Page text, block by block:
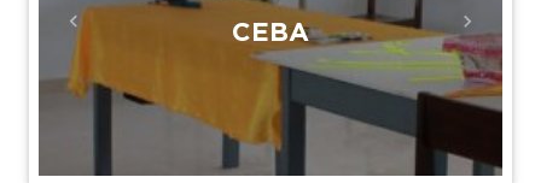
Previous Next